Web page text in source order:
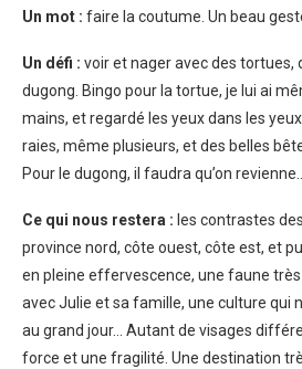
Un mot : faire la coutume. Un beau
Un défi : voir et nager avec des tortues,
dugong. Bingo pour la tortue, je lui ai
mains, et regardé les yeux dans les
raies, même plusieurs, et des belles
Pour le dugong, il faudra qu’on revienne…
Ce qui nous restera : les contrastes
province nord, côte ouest, côte est, et
en pleine effervescence, une faune
avec Julie et sa famille, une culture qui
au grand jour… Autant de visages
force et une fragilité. Une destination